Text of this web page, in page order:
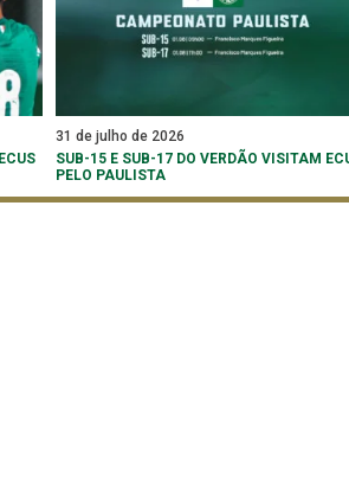
31 de julho de 2026
SUB-15 E SUB-17 DO VERDÃO VISITAM
PELO PAULISTA